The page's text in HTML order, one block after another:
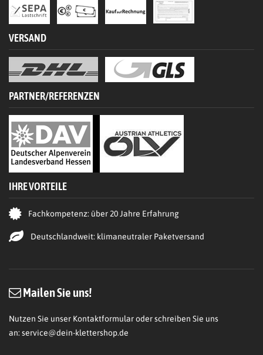
VERSAND
PARTNER/REFERENZEN
IHRE VORTEILE
Fachkompetenz: über 20 Jahre Erfahrung
Deutschlandweit: klimaneutraler Paketversand
Mailen Sie uns!
Nutzen Sie unser Kontaktformular oder schreiben Sie uns
an: service@dein-klettershop.de